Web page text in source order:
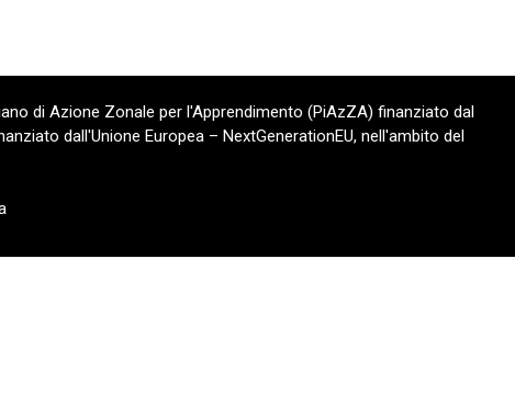
di Azione Zonale per l'Apprendimento (PiAzZA) finanziato dal
dall'Unione Europea – NextGenerationEU, nell'ambito del